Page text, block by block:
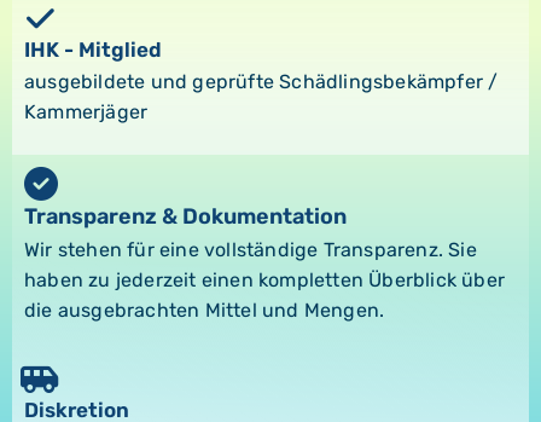
IHK - Mitglied
ausgebildete und geprüfte Schädlingsbekämpfer /
Kammerjäger
Transparenz & Dokumentation
Wir stehen für eine vollständige Transparenz. Sie
haben zu jederzeit einen kompletten Überblick über
die ausgebrachten Mittel und Mengen.
Diskretion